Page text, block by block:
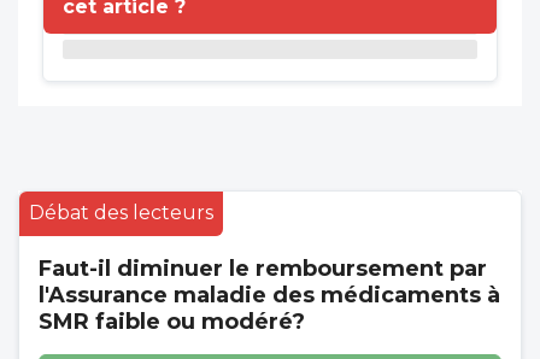
cet article ?
Débat des lecteurs
Faut-il diminuer le remboursement par
l'Assurance maladie des médicaments à
SMR faible ou modéré?